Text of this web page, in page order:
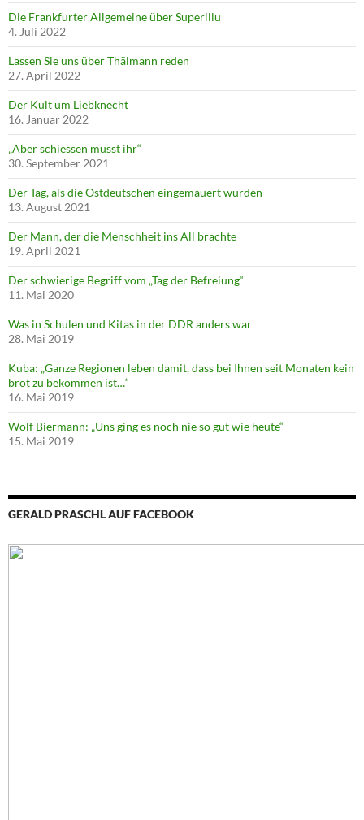
Die Frankfurter Allgemeine über Superillu
4. Juli 2022
Lassen Sie uns über Thälmann reden
27. April 2022
Der Kult um Liebknecht
16. Januar 2022
„Aber schiessen müsst ihr“
30. September 2021
Der Tag, als die Ostdeutschen eingemauert wurden
13. August 2021
Der Mann, der die Menschheit ins All brachte
19. April 2021
Der schwierige Begriff vom „Tag der Befreiung“
11. Mai 2020
Was in Schulen und Kitas in der DDR anders war
28. Mai 2019
Kuba: „Ganze Regionen leben damit, dass bei Ihnen seit Monaten kein
brot zu bekommen ist…“
16. Mai 2019
Wolf Biermann: „Uns ging es noch nie so gut wie heute“
15. Mai 2019
GERALD PRASCHL AUF FACEBOOK